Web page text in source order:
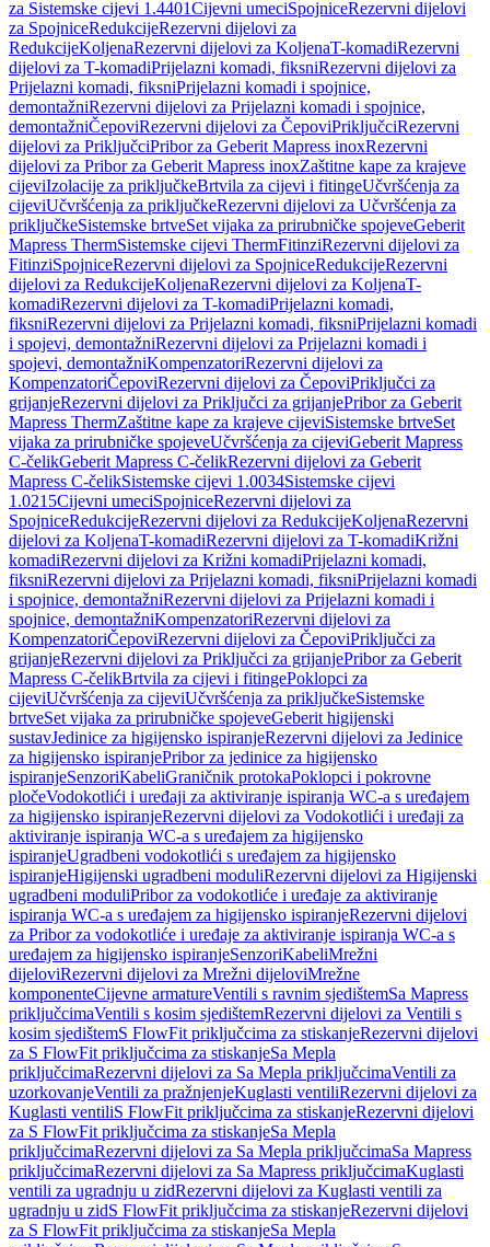
za Sistemske cijevi 1.4401Cijevni umeciSpojniceRezervni dijelovi
za SpojniceRedukcijeRezervni dijelovi za
RedukcijeKoljenaRezervni dijelovi za KoljenaT-komadiRezervni
dijelovi za T-komadiPrijelazni komadi, fiksniRezervni dijelovi za
Prijelazni komadi, fiksniPrijelazni komadi i spojnice,
demontažniRezervni dijelovi za Prijelazni komadi i spojnice,
demontažniČepoviRezervni dijelovi za ČepoviPriključciRezervni
dijelovi za PriključciPribor za Geberit Mapress inoxRezervni
dijelovi za Pribor za Geberit Mapress inoxZaštitne kape za krajeve
cijeviIzolacije za priključkeBrtvila za cijevi i fitingeUčvršćenja za
cijeviUčvršćenja za priključkeRezervni dijelovi za Učvršćenja za
priključkeSistemske brtveSet vijaka za prirubničke spojeveGeberit
Mapress ThermSistemske cijevi ThermFitinziRezervni dijelovi za
FitinziSpojniceRezervni dijelovi za SpojniceRedukcijeRezervni
dijelovi za RedukcijeKoljenaRezervni dijelovi za KoljenaT-
komadiRezervni dijelovi za T-komadiPrijelazni komadi,
fiksniRezervni dijelovi za Prijelazni komadi, fiksniPrijelazni komadi
i spojevi, demontažniRezervni dijelovi za Prijelazni komadi i
spojevi, demontažniKompenzatoriRezervni dijelovi za
KompenzatoriČepoviRezervni dijelovi za ČepoviPriključci za
grijanjeRezervni dijelovi za Priključci za grijanjePribor za Geberit
Mapress ThermZaštitne kape za krajeve cijeviSistemske brtveSet
vijaka za prirubničke spojeveUčvršćenja za cijeviGeberit Mapress
C-čelikGeberit Mapress C-čelikRezervni dijelovi za Geberit
Mapress C-čelikSistemske cijevi 1.0034Sistemske cijevi
1.0215Cijevni umeciSpojniceRezervni dijelovi za
SpojniceRedukcijeRezervni dijelovi za RedukcijeKoljenaRezervni
dijelovi za KoljenaT-komadiRezervni dijelovi za T-komadiKrižni
komadiRezervni dijelovi za Križni komadiPrijelazni komadi,
fiksniRezervni dijelovi za Prijelazni komadi, fiksniPrijelazni komadi
i spojnice, demontažniRezervni dijelovi za Prijelazni komadi i
spojnice, demontažniKompenzatoriRezervni dijelovi za
KompenzatoriČepoviRezervni dijelovi za ČepoviPriključci za
grijanjeRezervni dijelovi za Priključci za grijanjePribor za Geberit
Mapress C-čelikBrtvila za cijevi i fitingePoklopci za
cijeviUčvršćenja za cijeviUčvršćenja za priključkeSistemske
brtveSet vijaka za prirubničke spojeveGeberit higijenski
sustavJedinice za higijensko ispiranjeRezervni dijelovi za Jedinice
za higijensko ispiranjePribor za jedinice za higijensko
ispiranjeSenzoriKabeliGraničnik protokaPoklopci i pokrovne
pločeVodokotlići i uređaji za aktiviranje ispiranja WC-a s uređajem
za higijensko ispiranjeRezervni dijelovi za Vodokotlići i uređaji za
aktiviranje ispiranja WC-a s uređajem za higijensko
ispiranjeUgradbeni vodokotlići s uređajem za higijensko
ispiranjeHigijenski ugradbeni moduliRezervni dijelovi za Higijenski
ugradbeni moduliPribor za vodokotliće i uređaje za aktiviranje
ispiranja WC-a s uređajem za higijensko ispiranjeRezervni dijelovi
za Pribor za vodokotliće i uređaje za aktiviranje ispiranja WC-a s
uređajem za higijensko ispiranjeSenzoriKabeliMrežni
dijeloviRezervni dijelovi za Mrežni dijeloviMrežne
komponenteCijevne armatureVentili s ravnim sjedištemSa Mapress
priključcimaVentili s kosim sjedištemRezervni dijelovi za Ventili s
kosim sjedištemS FlowFit priključcima za stiskanjeRezervni dijelovi
za S FlowFit priključcima za stiskanjeSa Mepla
priključcimaRezervni dijelovi za Sa Mepla priključcimaVentili za
uzorkovanjeVentili za pražnjenjeKuglasti ventiliRezervni dijelovi za
Kuglasti ventiliS FlowFit priključcima za stiskanjeRezervni dijelovi
za S FlowFit priključcima za stiskanjeSa Mepla
priključcimaRezervni dijelovi za Sa Mepla priključcimaSa Mapress
priključcimaRezervni dijelovi za Sa Mapress priključcimaKuglasti
ventili za ugradnju u zidRezervni dijelovi za Kuglasti ventili za
ugradnju u zidS FlowFit priključcima za stiskanjeRezervni dijelovi
za S FlowFit priključcima za stiskanjeSa Mepla